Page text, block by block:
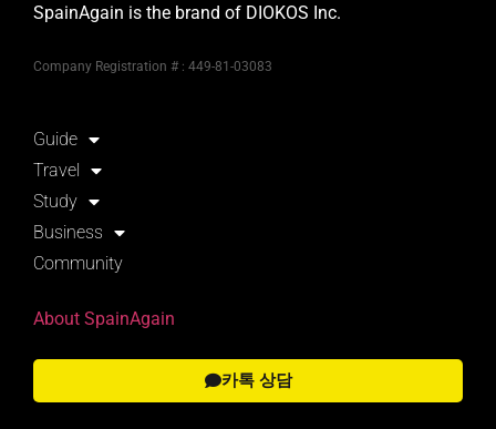
SpainAgain is the brand of DIOKOS Inc.
Company Registration # : 449-81-03083
Guide
Travel
Study
Business
Community
About SpainAgain
카톡 상담